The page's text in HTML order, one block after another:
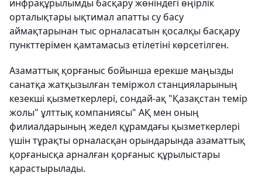
инфрақұрылымды басқару жөніндегі өңірлік
орталықтары ықтимал апатты су басу
аймақтарынан тыс орналасатын қосалқы басқару
пункттерімен қамтамасыз етілетіні көрсетілген.
Азаматтық қорғаныс бойынша ерекше маңызды
санатқа жатқызылған теміржол станцияларының
кезекші қызметкерлері, сондай-ақ "Қазақстан темір
жолы" ұлттық компаниясы" АҚ мен оның
филиалдарының жедел құрамдағы қызметкерлері
үшін тұрақты орналасқан орындарында азаматтық
қорғанысқа арналған қорғаныс құрылыстары
қарастырылады.